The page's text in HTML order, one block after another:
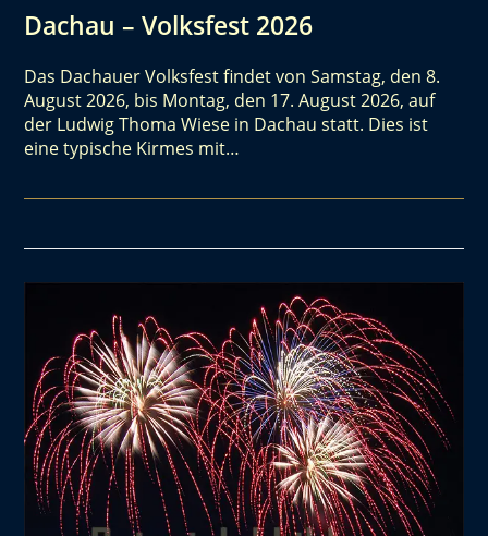
Dachau – Volksfest 2026
Das Dachauer Volksfest findet von Samstag, den 8.
August 2026, bis Montag, den 17. August 2026, auf
der Ludwig Thoma Wiese in Dachau statt. Dies ist
eine typische Kirmes mit…